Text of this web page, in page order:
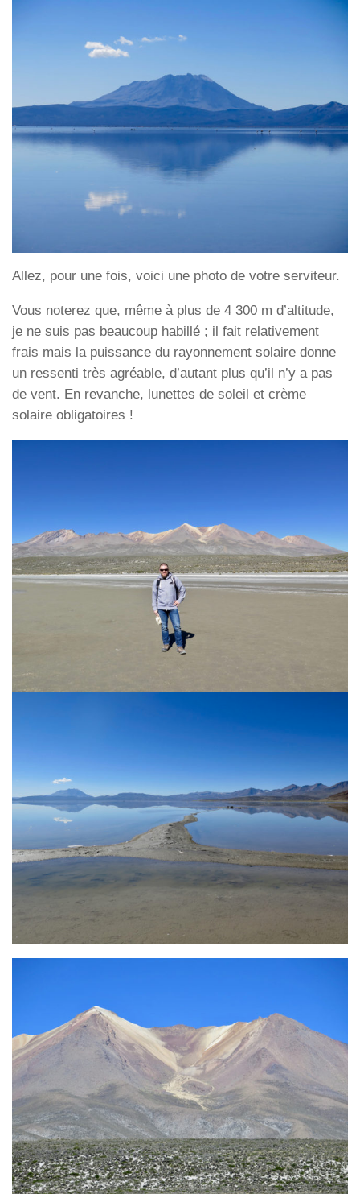
Allez, pour une fois, voici une photo de votre serviteur.
Vous noterez que, même à plus de 4 300 m d’altitude,
je ne suis pas beaucoup habillé ; il fait relativement
frais mais la puissance du rayonnement solaire donne
un ressenti très agréable, d’autant plus qu’il n’y a pas
de vent. En revanche, lunettes de soleil et crème
solaire obligatoires !